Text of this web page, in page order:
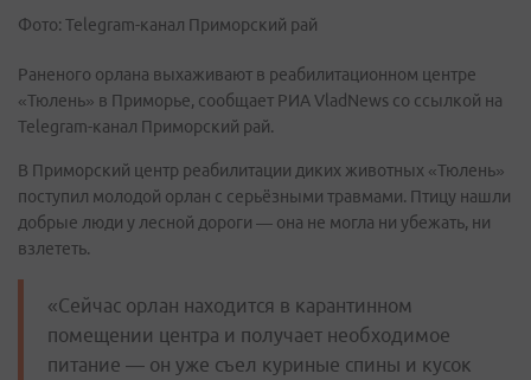
Фото: Telegram-канал Приморский рай
Раненого орлана выхаживают в реабилитационном центре
«Тюлень» в Приморье, сообщает РИА VladNews со ссылкой на
Telegram-канал Приморский рай.
В Приморский центр реабилитации диких животных «Тюлень»
поступил молодой орлан с серьёзными травмами. Птицу нашли
добрые люди у лесной дороги — она не могла ни убежать, ни
взлететь.
«Сейчас орлан находится в карантинном
помещении центра и получает необходимое
питание — он уже съел куриные спины и кусок